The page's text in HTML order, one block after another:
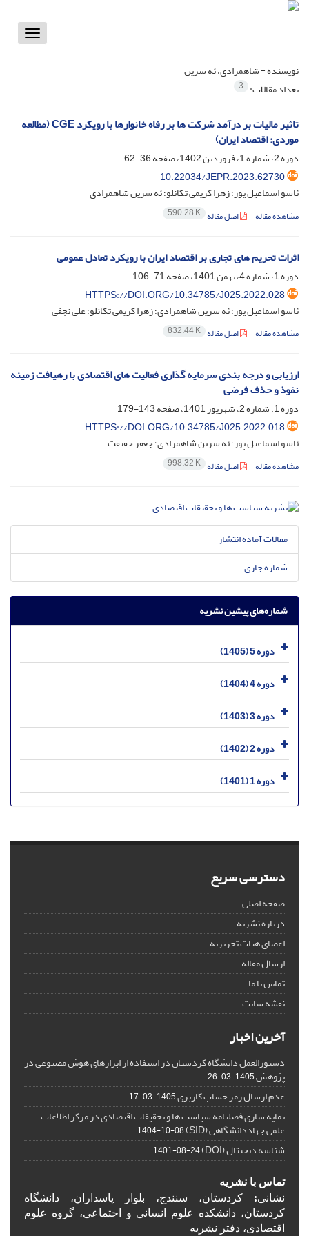
Toggle
نویسنده =شاهمرادی، ئه سرین
تعداد مقالات: 3
تاثیر مالیات بر درآمد شرکت ها بر رفاه خانوارها با رویکرد CGE (مطالعه
موردی: اقتصاد ایران)
دوره 2، شماره 1، فروردین 1402، صفحه
36-62
10.22034/JEPR.2023.62730
ئاسو اسماعیل پور؛ زهرا کریمی تکانلو؛ ئه سرین شاهمرادی
مشاهده مقاله اصل مقاله 590.28 K
اثرات تحریم های تجاری بر اقتصاد ایران با رویکرد تعادل عمومی
دوره 1، شماره 4، بهمن 1401، صفحه
71-106
HTTPS://DOI.ORG/10.34785/J025.2022.028
ئاسو اسماعیل پور؛ ئه سرین شاهمرادی؛ زهرا کریمی تکانلو؛ علی نجفی
مشاهده مقاله اصل مقاله 832.44 K
ارزیابی و درجه بندی سرمایه گذاری فعالیت های اقتصادی با رهیافت زمینه
نفوذ و حذف فرضی
دوره 1، شماره 2، شهریور 1401، صفحه
143-179
HTTPS://DOI.ORG/10.34785/J025.2022.018
ئاسو اسماعیل پور؛ ئه سرین شاهمرادی؛ جعفر حقیقت
مشاهده مقاله اصل مقاله 998.32 K
مقالات آماده انتشار
شماره جاری
شماره‌های پیشین نشریه
دوره 5 (1405)
دوره 4 (1404)
دوره 3 (1403)
دوره 2 (1402)
دوره 1 (1401)
دسترسی سریع
صفحه اصلی
درباره نشریه
اعضای هیات تحریریه
ارسال مقاله
تماس با ما
نقشه سایت
آخرین اخبار
دستورالعمل دانشگاه کردستان در استفاده از ابزارهای هوش مصنوعی در
پژوهش1405-03-26
عدم ارسال رمز حساب کاربری1405-03-17
نمایه سازی فصلنامه سیاست ها و تحقیقات اقتصادی در مرکز اطلاعات
علمی جهاددانشگاهی (SID) 1404-10-08
شناسه دیجیتال (DOI) 1401-08-24
تماس با نشریه
نشانی: کردستان، سنندج، بلوار پاسداران، دانشگاه
کردستان، دانشکده علوم انسانی و احتماعی، گروه علوم
اقتصادی، دفتر نشریه